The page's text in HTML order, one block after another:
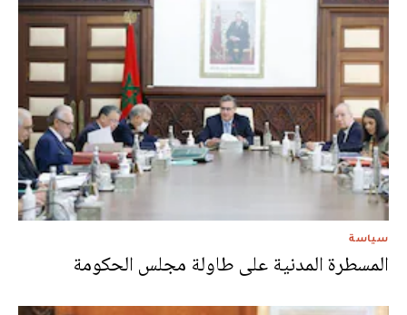
سياسة
المسطرة المدنية على طاولة مجلس الحكومة